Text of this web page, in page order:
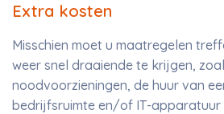
Extra kosten
Misschien moet u maatregelen
weer snel draaiende te krijgen,
noodvoorzieningen, de huur van
bedrijfsruimte en/of IT-apparatuur